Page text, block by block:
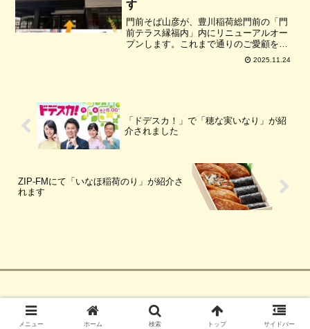
す
門前そば山彦が、豊川稲荷総門前の「門
前テラス縁福内」内にリニューアルオー
プンします。これまで通りのご愛顧をよ
ろしくお願いいたしします！！ 2025.11.24
「ドデスカ！」で「穂な実いなり」が紹
介されました
ZIP-FMにて「いなほ稲荷のり」が紹介さ
れます
© 2006 門前そば 山彦.
メニュー ホーム 検索 トップ サイドバー